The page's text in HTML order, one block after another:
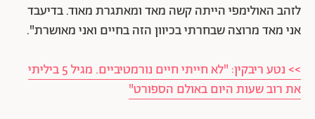
לזהב האולימפי הייתה קשה מאד ומאתגרת מאוד. בדיעבד
אני מאד מרוצה שבחרתי בכיוון הזה בחיים ואני מאושרת".
>> נטע ריבקין: "לא חייתי חיים נורמטיביים. מגיל 5 ביליתי
את רוב שעות היום באולם הספורט"